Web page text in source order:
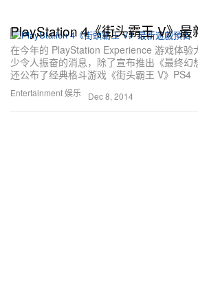
Entertainment 娱乐
PlayStation 4《街头霸王 V》最
在今年的 PlayStation Experience 游戏体验
少令人振奋的消息，除了宣布推出《最终幻
还公布了经典格斗游戏《街头霸王 V》PS4
Dec 8, 2014